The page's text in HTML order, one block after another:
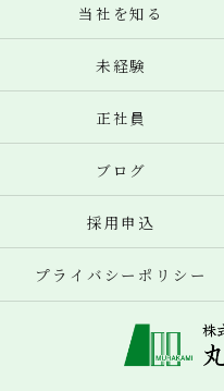
当社を知る
未経験
正社員
ブログ
採用申込
プライバシーポリシー